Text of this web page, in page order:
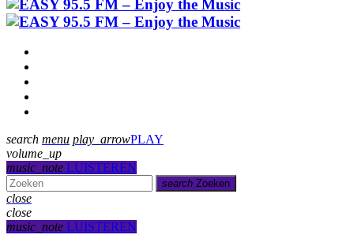
search menu play_arrowPLAY
volume_up
music_note LUISTEREN
search Zoeken
close
close
music_note LUISTEREN